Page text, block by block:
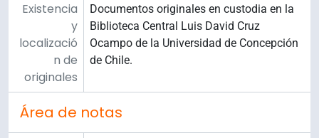
Existencia
y
localizació
n de
originales
Documentos originales en custodia en la
Biblioteca Central Luis David Cruz
Ocampo de la Universidad de Concepción
de Chile.
Área de notas